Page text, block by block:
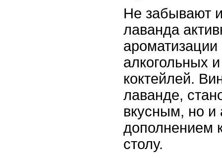
Не забывают
лаванда
алкогольных
коктейлей.
лаванде,
вкусным, но
дополнением
столу.